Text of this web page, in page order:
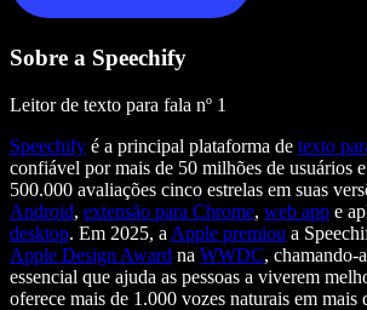
Sobre a Speechify
Leitor de texto para fala nº 1
Speechify é a principal plataforma de texto
confiável por mais de 50 milhões de usuários
500.000 avaliações cinco estrelas em suas
Android, extensão para Chrome, web app e
desktop. Em 2025, a Apple premiou a
Apple Design Award na WWDC, chamando-
essencial que ajuda as pessoas a viverem
oferece mais de 1.000 vozes naturais em mais